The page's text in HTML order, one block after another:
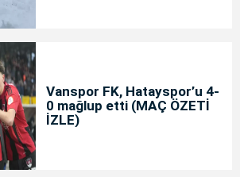
Vanspor FK, Hatayspor’u 4-
0 mağlup etti (MAÇ ÖZETİ
İZLE)